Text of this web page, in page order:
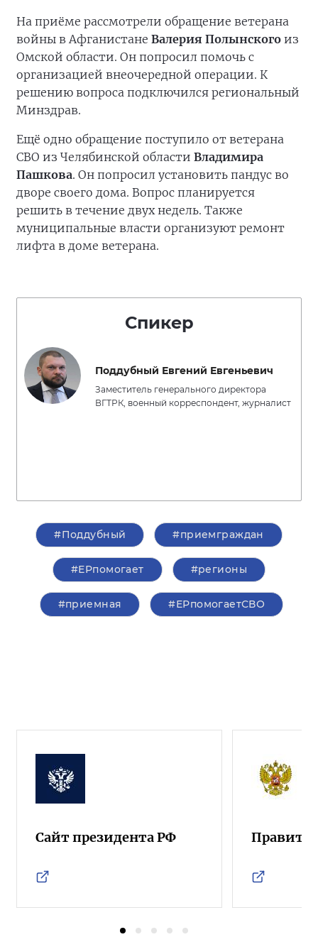
На приёме рассмотрели обращение ветерана
войны в Афганистане Валерия Полынского из
Омской области. Он попросил помочь с
организацией внеочередной операции. К
решению вопроса подключился региональный
Минздрав.
Ещё одно обращение поступило от ветерана
СВО из Челябинской области Владимира
Пашкова. Он попросил установить пандус во
дворе своего дома. Вопрос планируется
решить в течение двух недель. Также
муниципальные власти организуют ремонт
лифта в доме ветерана.
Спикер
Поддубный Евгений Евгеньевич
Заместитель генерального директора
ВГТРК, военный корреспондент, журналист
#Поддубный #приемграждан
#ЕРпомогает #регионы
#приемная #ЕРпомогаетСВО
Сайт президента РФ